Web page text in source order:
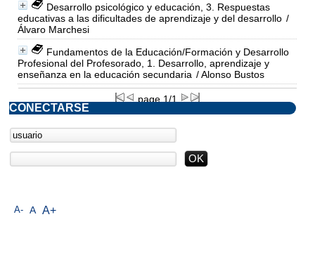
Desarrollo psicológico y educación, 3. Respuestas
educativas a las dificultades de aprendizaje y del desarrollo /
Álvaro Marchesi
Fundamentos de la Educación/Formación y Desarrollo
Profesional del Profesorado, 1. Desarrollo, aprendizaje y
enseñanza en la educación secundaria / Alonso Bustos
page 1/1
A- A A+
CONECTARSE